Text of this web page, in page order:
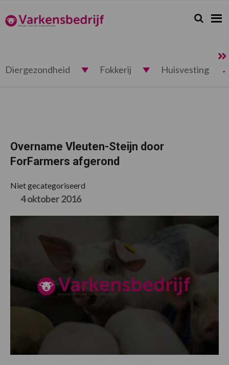
de
hoofdnavigatie
de
hoofd
de
eerste
de
voettekst
Varkensbedrijf.nl Zoeken...
Zoek
Diergezondheid Fokkerij Huisvesting
Overname Vleuten-Steijn door
ForFarmers afgerond
Niet gecategoriseerd
4 oktober 2016